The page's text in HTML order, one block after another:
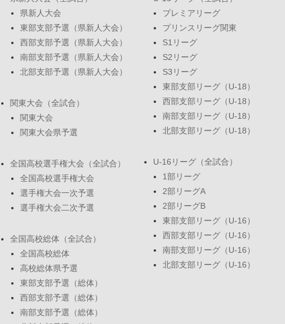
県新人大会
東部支部予選（県新人大会）
西部支部予選（県新人大会）
南部支部予選（県新人大会）
北部支部予選（県新人大会）
関東大会（全試合）
関東大会
関東大会県予選
全国高校選手権大会（全試合）
全国高校選手権大会
選手権大会一次予選
選手権大会二次予選
全国高校総体（全試合）
全国高校総体
高校総体県予選
東部支部予選（総体）
西部支部予選（総体）
南部支部予選（総体）
プレミアリーグ
プリンスリーグ関東
S1リーグ
S2リーグ
S3リーグ
東部支部リーグ（U-18）
西部支部リーグ（U-18）
南部支部リーグ（U-18）
北部支部リーグ（U-18）
U-16リーグ（全試合）
1部リーグ
2部リーグA
2部リーグB
東部支部リーグ（U-16）
西部支部リーグ（U-16）
南部支部リーグ（U-16）
北部支部リーグ（U-16）